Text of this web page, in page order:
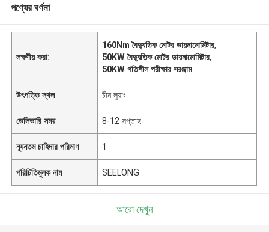
পণ্যের বর্ণনা
লক্ষণীয় করা:
160Nm বৈদ্যুতিক মোটর ডায়নামোমিটার,
50KW বৈদ্যুতিক মোটর ডায়নামোমিটার,
50KW গতিশীল পরীক্ষার সরঞ্জাম
উৎপত্তি স্থল চীন লুয়াং
ডেলিভারি সময় 8-12 সপ্তাহ
ন্যূনতম চাহিদার পরিমাণ 1
পরিচিতিমুলক নাম SEELONG
আরো দেখুন